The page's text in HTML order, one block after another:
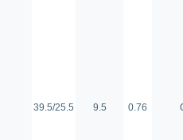
39.5/25.5 9.5 0.76